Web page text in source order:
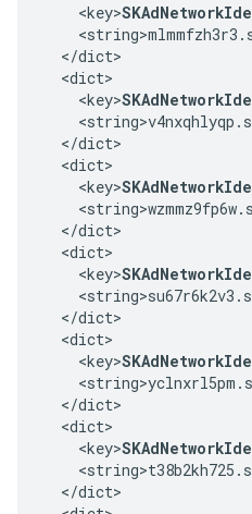
    <key>
  </dict>
  <dict>
    <key>
  </dict>
  <dict>
    <key>
  </dict>
  <dict>
    <key>
  </dict>
  <dict>
    <key>
  </dict>
  <dict>
    <key>
  </dict>